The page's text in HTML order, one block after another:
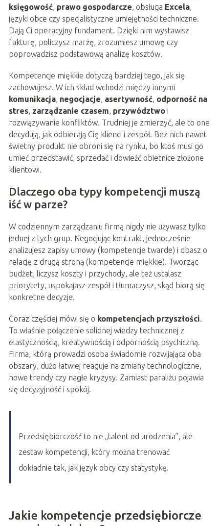
księgowość, prawo gospodarcze, obsługa Excela,
języki obce czy specjalistyczne umiejętności techniczne.
Dają Ci operacyjny fundament. Dzięki nim wystawisz
fakturę, policzysz marżę, zrozumiesz umowę czy
poprowadzisz podstawową analizę kosztów.
Kompetencje miękkie dotyczą bardziej tego, jak się
zachowujesz. W ich skład wchodzi między innymi
komunikacja, negocjacje, asertywność, odporność na
stres, zarządzanie czasem, przywództwoi
rozwiązywanie konfliktów. Trudniej je zmierzyć, ale to one
decydują, jak odbierają Cię klienci i zespół. Bez nich nawet
świetny produkt nie obroni się na rynku, bo ktoś musi go
umieć przedstawić, sprzedać i dowieźć obietnice złożone
klientowi.
Dlaczego oba typy kompetencji muszą
iść w parze?
W codziennym zarządzaniu firmą nigdy nie używasz tylko
jednej z tych grup. Negocjując kontrakt, jednocześnie
analizujesz zapisy umowy (kompetencje twarde) i dbasz o
relację z drugą stroną (kompetencje miękkie). Tworząc
budżet, liczysz koszty i przychody, ale też ustalasz
priorytety, uspokajasz zespół i tłumaczysz, skąd biorą się
konkretne decyzje.
Coraz częściej mówi się o kompetencjach przyszłości.
To właśnie połączenie solidnej wiedzy technicznej z
elastycznością, kreatywnością i odpornością psychiczną.
Firma, którą prowadzi osoba świadomie rozwijająca oba
obszary, dużo łatwiej reaguje na zmiany technologiczne,
nowe trendy czy nagłe kryzysy. Zamiast paraliżu pojawia
się decyzyjność i spokój.
Przedsiębiorczość to nie „talent od urodzenia”, ale
zestaw kompetencji, który można trenować
dokładnie tak, jak język obcy czy statystykę.
Jakie kompetencje przedsiębiorcze